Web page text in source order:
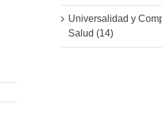
Universalidad y
Salud (14)